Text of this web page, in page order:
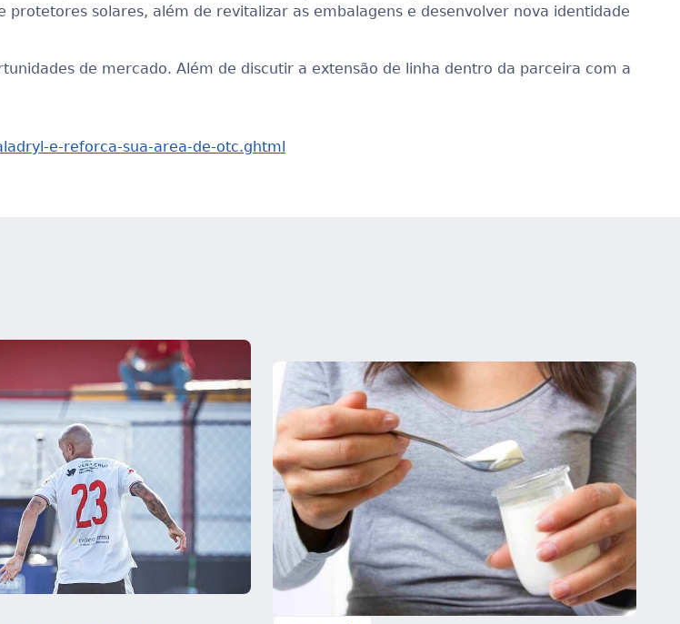
solares, além de revitalizar as embalagens e desenvolver nova identidade
de mercado. Além de discutir a extensão de linha dentro da parceira com a
e-reforca-sua-area-de-otc.ghtml